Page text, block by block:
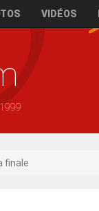
VIDÉOS
finale